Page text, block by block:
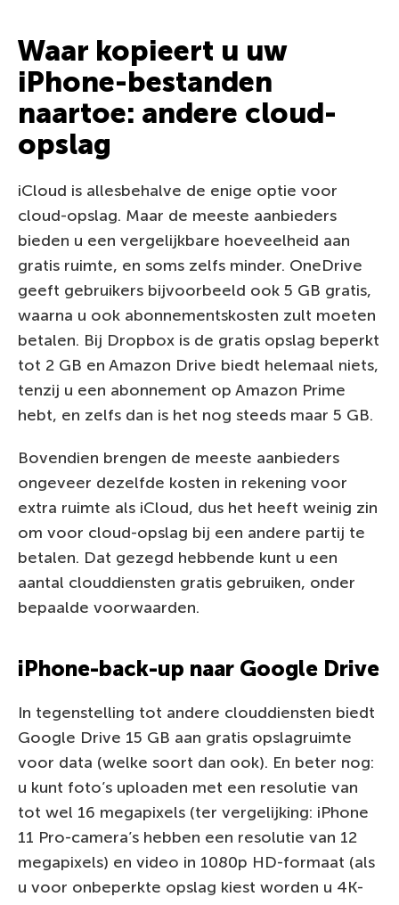
Waar kopieert u uw
iPhone-bestanden
naartoe: andere cloud-
opslag
iCloud is allesbehalve de enige optie voor
cloud-opslag. Maar de meeste aanbieders
bieden u een vergelijkbare hoeveelheid aan
gratis ruimte, en soms zelfs minder. OneDrive
geeft gebruikers bijvoorbeeld ook 5 GB gratis,
waarna u ook abonnementskosten zult moeten
betalen. Bij Dropbox is de gratis opslag beperkt
tot 2 GB en Amazon Drive biedt helemaal niets,
tenzij u een abonnement op Amazon Prime
hebt, en zelfs dan is het nog steeds maar 5 GB.
Bovendien brengen de meeste aanbieders
ongeveer dezelfde kosten in rekening voor
extra ruimte als iCloud, dus het heeft weinig zin
om voor cloud-opslag bij een andere partij te
betalen. Dat gezegd hebbende kunt u een
aantal clouddiensten gratis gebruiken, onder
bepaalde voorwaarden.
iPhone-back-up naar Google Drive
In tegenstelling tot andere clouddiensten biedt
Google Drive 15 GB aan gratis opslagruimte
voor data (welke soort dan ook). En beter nog:
u kunt foto’s uploaden met een resolutie van
tot wel 16 megapixels (ter vergelijking: iPhone
11 Pro-camera’s hebben een resolutie van 12
megapixels) en video in 1080p HD-formaat (als
u voor onbeperkte opslag kiest worden u 4K-